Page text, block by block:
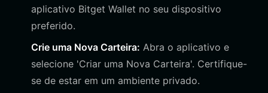
aplicativo Bitget Wallet no seu dispositivo
preferido.
Crie uma Nova Carteira: Abra o aplicativo e
selecione 'Criar uma Nova Carteira'. Certifique-
se de estar em um ambiente privado.